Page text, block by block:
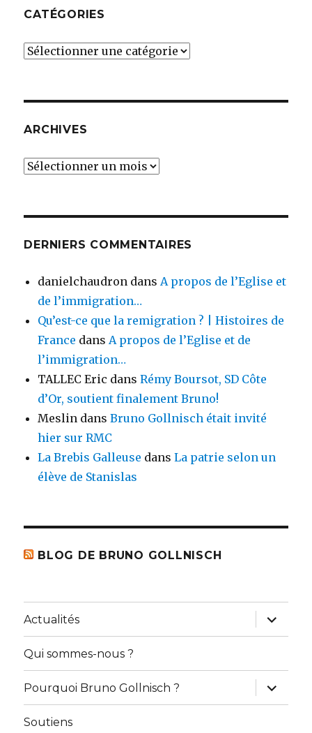
CATÉGORIES
Catégories
ARCHIVES
Archives
DERNIERS COMMENTAIRES
danielchaudron dansA propos de l’Eglise et
de l’immigration…
Qu’est-ce que la remigration ? | Histoires de
France dansA propos de l’Eglise et de
l’immigration…
TALLEC Eric dansRémy Boursot, SD Côte
d’Or, soutient finalement Bruno!
Meslin dansBruno Gollnisch était invité
hier sur RMC
La Brebis Galleuse dansLa patrie selon un
élève de Stanislas
BLOG DE BRUNO GOLLNISCH
Actualités
ouvrir
le
sous-
Qui sommes-nous ?
Pourquoi Bruno Gollnisch ?
ouvrir
le
sous-
Soutiens